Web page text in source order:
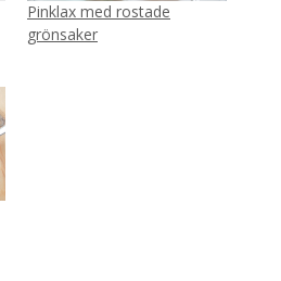
Pinklax med rostade
grönsaker